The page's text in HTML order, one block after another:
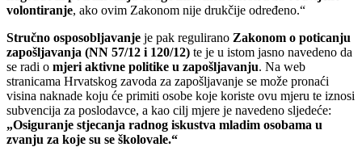
volontiranje, ako ovim Zakonom nije drukčije određeno.“
Stručno osposobljavanje je pak regulirano Zakonom o poticanju
zapošljavanja (NN 57/12 i 120/12) te je u istom jasno navedeno da
se radi o mjeri aktivne politike u zapošljavanju. Na web
stranicama Hrvatskog zavoda za zapošljavanje se može pronaći
visina naknade koju će primiti osobe koje koriste ovu mjeru te iznosi
subvencija za poslodavce, a kao cilj mjere je navedeno sljedeće:
„Osiguranje stjecanja radnog iskustva mladim osobama u
zvanju za koje su se školovale.“